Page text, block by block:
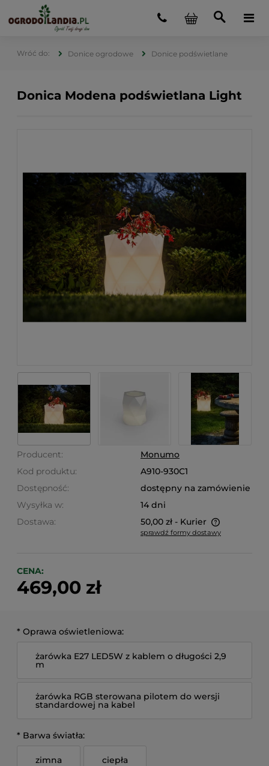
Donice ogrodowe Donice podświetlane
Donica Modena podświetlana Light
Producent:
Monumo
Kod produktu:
A910-930C1
Dostępność:
dostępny na zamówienie
Wysyłka w:
14 dni
Dostawa:
50,00 zł - Kurier
Cena nie zawiera ewentualnych kosztów płatności
sprawdź formy dostawy
CENA:
469,00 zł
* Oprawa oświetleniowa:
żarówka E27 LED5W z kablem o długości 2,9
m
żarówka RGB sterowana pilotem do wersji
standardowej na kabel
* Barwa światła:
zimna ciepła